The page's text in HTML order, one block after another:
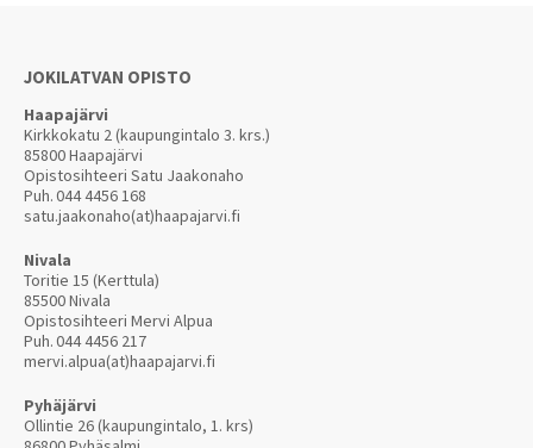
JOKILATVAN OPISTO
Haapajärvi
Kirkkokatu 2 (kaupungintalo 3. krs.)
85800 Haapajärvi
Opistosihteeri Satu Jaakonaho
Puh.044 4456 168
satu.jaakonaho(at)haapajarvi.fi
Nivala
Toritie 15 (Kerttula)
85500 Nivala
Opistosihteeri Mervi Alpua
Puh.044 4456 217
mervi.alpua(at)haapajarvi.fi
Pyhäjärvi
Ollintie 26 (kaupungintalo, 1. krs)